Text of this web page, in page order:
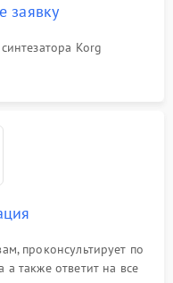
заявку
Korg
проконсультирует по
а также ответит на все